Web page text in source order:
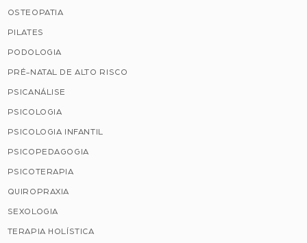
OSTEOPATIA
PILATES
PODOLOGIA
PRÉ-NATAL DE ALTO RISCO
PSICANÁLISE
PSICOLOGIA
PSICOLOGIA INFANTIL
PSICOPEDAGOGIA
PSICOTERAPIA
QUIROPRAXIA
SEXOLOGIA
TERAPIA HOLÍSTICA